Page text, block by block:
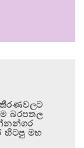
තීරණවලට
බරපතල
හිටපු මහ